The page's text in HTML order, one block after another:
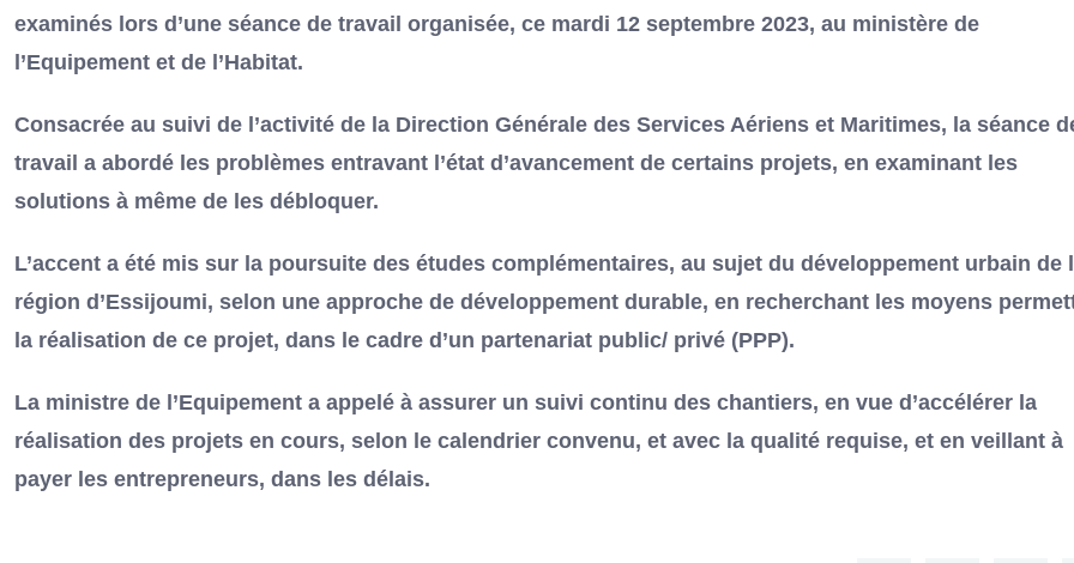
examinés lors d’une séance de travail organisée, ce mardi 12 septembre 2023, au ministère de
l’Equipement et de l’Habitat.
Consacrée au suivi de l’activité de la Direction Générale des Services Aériens et Maritimes, la séance
travail a abordé les problèmes entravant l’état d’avancement de certains projets, en examinant les
solutions à même de les débloquer.
L’accent a été mis sur la poursuite des études complémentaires, au sujet du développement urbain de
région d’Essijoumi, selon une approche de développement durable, en recherchant les moyens
la réalisation de ce projet, dans le cadre d’un partenariat public/ privé (PPP).
La ministre de l’Equipement a appelé à assurer un suivi continu des chantiers, en vue d’accélérer la
réalisation des projets en cours, selon le calendrier convenu, et avec la qualité requise, et en veillant à
payer les entrepreneurs, dans les délais.